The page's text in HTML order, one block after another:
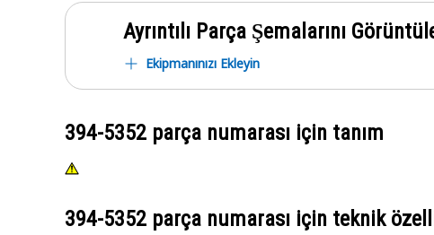
Ayrıntılı Parça Şemalarını
Ekipmanınızı Ekleyin
394-5352 parça numarası için tanım
394-5352 parça numarası için teknik